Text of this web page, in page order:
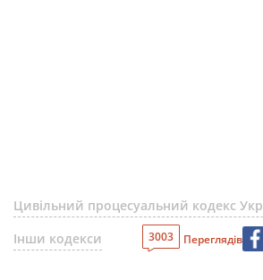
Цивільний процесуальний кодекс
Інши кодекси
3003 Переглядів